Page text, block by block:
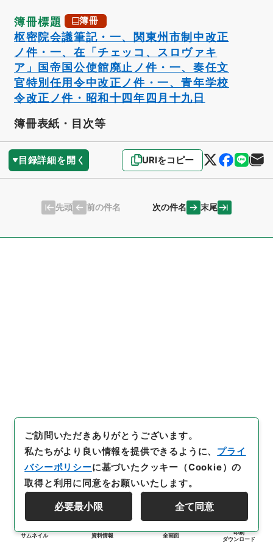
簿冊標題 簿冊
枢密院会議筆記・一、関東州市制中改正
ノ件・一、在「チェッコ、スロヴァキ
ア」国帝国公使館廃止ノ件・一、奏任文
官特別任用令中改正ノ件・一、青年学校
令改正ノ件・昭和十四年四月十九日
簿冊表紙・目次等
目録詳細を開く URIをコピー
先頭 前の件名 次の件名 末尾
サムネイル 資料情報 全画面
印刷
ダウンロード
ご訪問いただきありがとうございます。
私たちがより良い情報を提供できるように、 プライ
バシーポリシーに基づいたクッキー（Cookie）の
取得と利用に同意をお願いいたします。
必要最小限 全て同意